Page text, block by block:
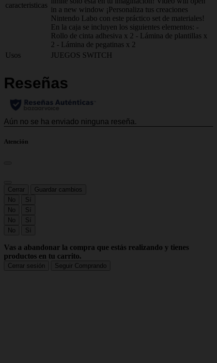
caracteristicas
in a new window ¡Personaliza tus creaciones
Nintendo Labo con este práctico set de materiales!
En la caja se incluyen los siguientes elementos: -
Rollo de cinta adhesiva x 2 - Lámina de plantillas x
2 - Lámina de pegatinas x 2
Usos
JUEGOS SWITCH
Atención
Cerrar
Guardar cambios
No
Sí
No
Sí
No
Sí
No
Sí
Vas a abandonar la compra que estás realizando y tienes
productos en tu carrito.
Cerrar sesión Seguir Comprando